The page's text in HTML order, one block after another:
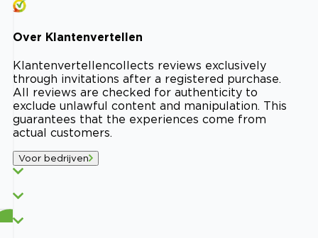
Over Klantenvertellen
Klantenvertellencollects reviews exclusively
through invitations after a registered purchase.
All reviews are checked for authenticity to
exclude unlawful content and manipulation. This
guarantees that the experiences come from
actual customers.
Voor bedrijven